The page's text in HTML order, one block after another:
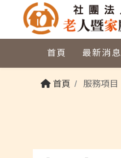
首頁 最新消息
首頁 服務項目